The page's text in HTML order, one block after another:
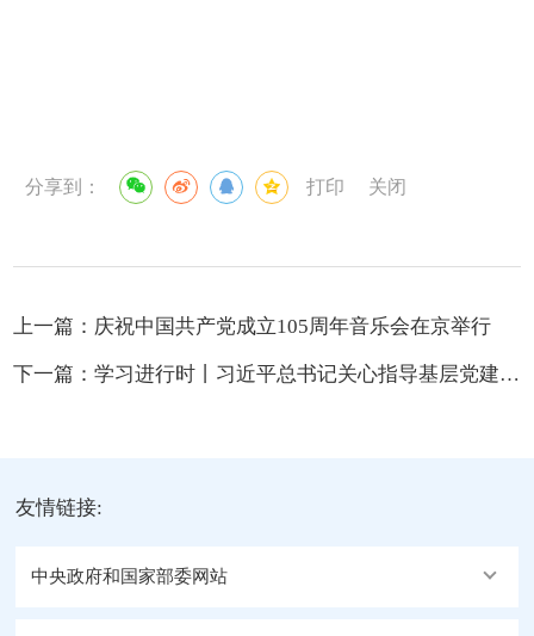
分享到： 打印 关闭
上一篇： 庆祝中国共产党成立105周年音乐会在京举行
下一篇： 学习进行时丨习近平总书记关心指导基层党建的故事
友情链接:
中央政府和国家部委网站